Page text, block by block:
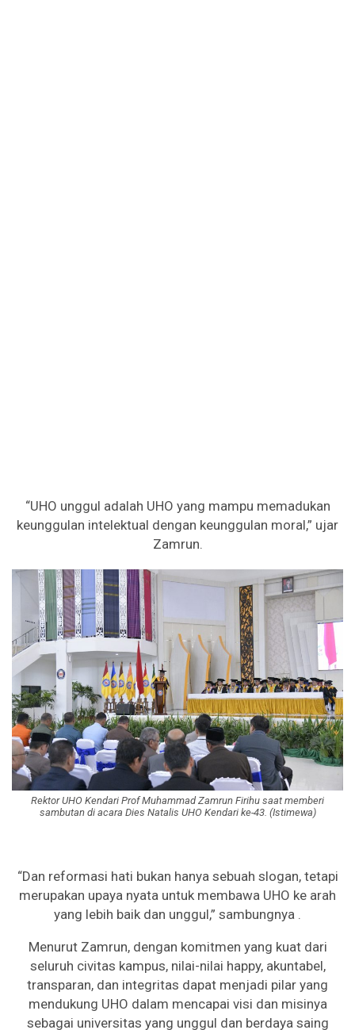
“UHO unggul adalah UHO yang mampu memadukan
keunggulan intelektual dengan keunggulan moral,” ujar
Zamrun.
Rektor UHO Kendari Prof Muhammad Zamrun Firihu saat memberi
sambutan di acara Dies Natalis UHO Kendari ke-43. (Istimewa)
“Dan reformasi hati bukan hanya sebuah slogan, tetapi
merupakan upaya nyata untuk membawa UHO ke arah
yang lebih baik dan unggul,” sambungnya .
Menurut Zamrun, dengan komitmen yang kuat dari
seluruh civitas kampus, nilai-nilai happy, akuntabel,
transparan, dan integritas dapat menjadi pilar yang
mendukung UHO dalam mencapai visi dan misinya
sebagai universitas yang unggul dan berdaya saing